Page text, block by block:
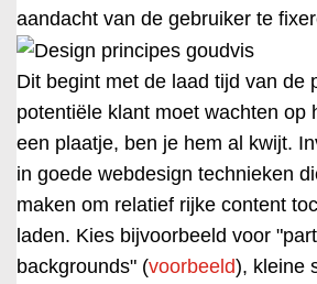
aandacht van de gebruiker te
Dit begint met de laad tijd van de
potentiële klant moet wachten op
een plaatje, ben je hem al kwijt.
in goede webdesign technieken
maken om relatief rijke content
laden. Kies bijvoorbeeld voor
backgrounds" (voorbeeld), kleine